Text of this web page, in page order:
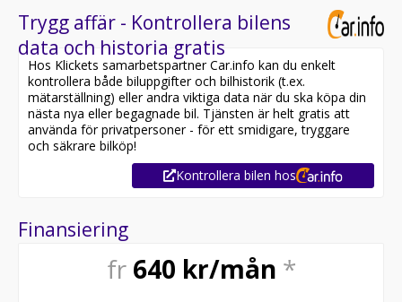
Trygg affär - Kontrollera bilens
data och historia gratis
Hos Klickets samarbetspartner Car.info kan du enkelt
kontrollera både biluppgifter och bilhistorik (t.ex.
mätarställning) eller andra viktiga data när du ska köpa din
nästa nya eller begagnade bil. Tjänsten är helt gratis att
använda för privatpersoner - för ett smidigare, tryggare
och säkrare bilköp!
Kontrollera bilen hos
Finansiering
fr 640 kr/mån *